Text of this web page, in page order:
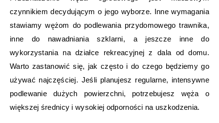
czynnikiem decydującym o jego wyborze. Inne wymagania
stawiamy wężom do podlewania przydomowego trawnika,
inne do nawadniania szklarni, a jeszcze inne do
wykorzystania na działce rekreacyjnej z dala od domu.
Warto zastanowić się, jak często i do czego będziemy go
używać najczęściej. Jeśli planujesz regularne, intensywne
podlewanie dużych powierzchni, potrzebujesz węża o
większej średnicy i wysokiej odporności na uszkodzenia.